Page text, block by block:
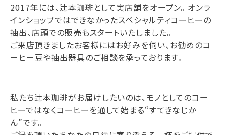
2017年には、辻本珈琲として実店舗をオープン。 オンラ
インショップではできなかったスペシャルティコーヒーの
抽出、店頭での販売もスタートいたしました。
ご来店頂きましたお客様にはお好みを伺い、お勧めのコ
ーヒー豆や抽出器具のご相談を承っております。
私たち辻本珈琲がお届けしたいのは、モノとしてのコー
ヒーではなくコーヒーを通して始まる“すてきなじか
ん”です。